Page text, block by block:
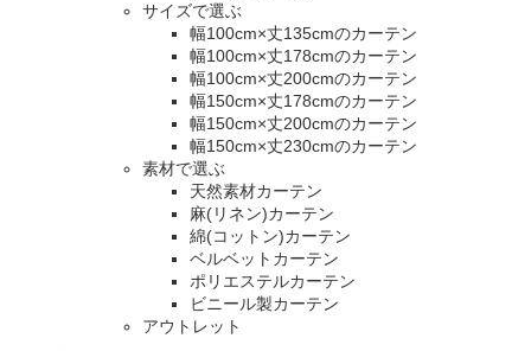
サイズで選ぶ
幅100cm×丈135cmのカーテン
幅100cm×丈178cmのカーテン
幅100cm×丈200cmのカーテン
幅150cm×丈178cmのカーテン
幅150cm×丈200cmのカーテン
幅150cm×丈230cmのカーテン
素材で選ぶ
天然素材カーテン
麻(リネン)カーテン
綿(コットン)カーテン
ベルベットカーテン
ポリエステルカーテン
ビニール製カーテン
アウトレット